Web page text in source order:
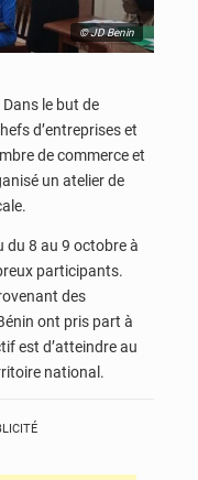
© JD Benin
Dans le but de
d’entreprises et
de commerce et
un atelier de
du 8 au 9 octobre à
participants.
des
ont pris part à
est d’atteindre au
national.